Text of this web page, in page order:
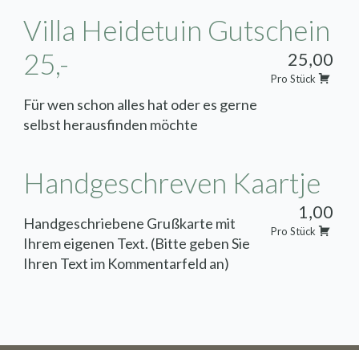
Villa Heidetuin Gutschein
25,-
25,00
Pro Stück
Für wen schon alles hat oder es gerne
selbst herausfinden möchte
Handgeschreven Kaartje
1,00
Pro Stück
Handgeschriebene Grußkarte mit
Ihrem eigenen Text. (Bitte geben Sie
Ihren Text im Kommentarfeld an)
geschlossen.